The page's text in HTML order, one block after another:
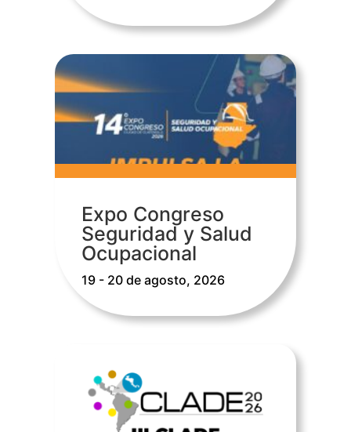
Expo Congreso
Seguridad y Salud
Ocupacional
19 - 20 de agosto, 2026